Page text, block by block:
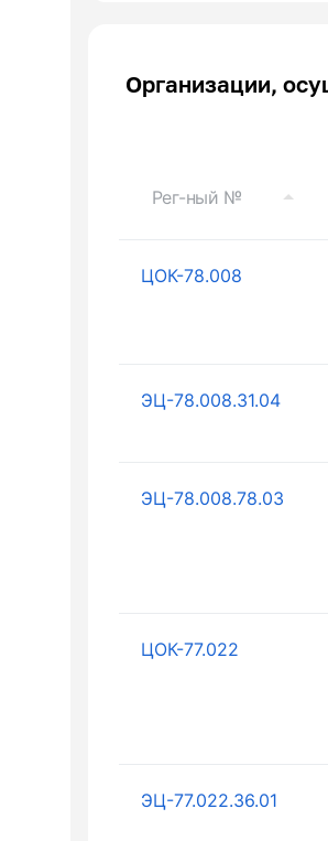
Организации,
Рег-ный №
ЦОК-78.008
ЭЦ-78.008.31.04
ЭЦ-78.008.78.03
ЦОК-77.022
ЭЦ-77.022.36.01